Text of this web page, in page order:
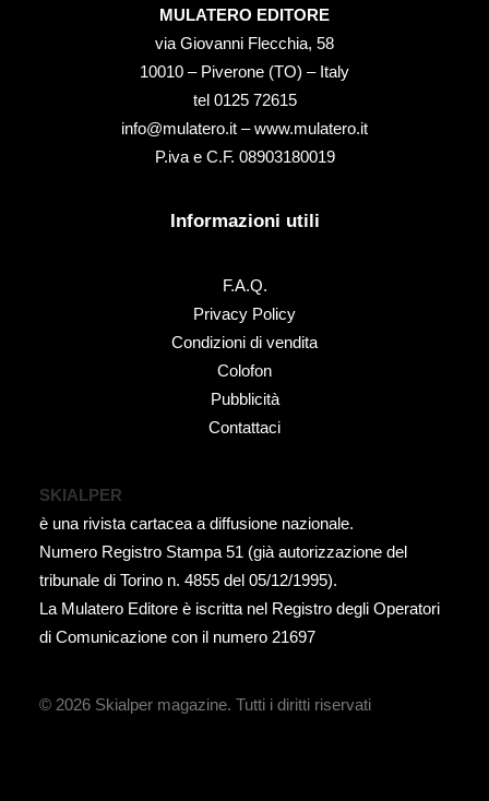
MULATERO EDITORE
via Giovanni Flecchia, 58
10010 – Piverone (TO) – Italy
tel ‭0125 72615‬
info@mulatero.it –www.mulatero.it
P.iva e C.F. 08903180019
Informazioni utili
F.A.Q.
Privacy Policy
Condizioni di vendita
Colofon
Pubblicità
Contattaci
SKIALPER
è una rivista cartacea a diffusione nazionale.
Numero Registro Stampa 51 (già autorizzazione del
tribunale di Torino n. 4855 del 05/12/1995).
La Mulatero Editore è iscritta nel Registro degli Operatori
di Comunicazione con il numero 21697
© 2026 Skialper magazine. Tutti i diritti riservati